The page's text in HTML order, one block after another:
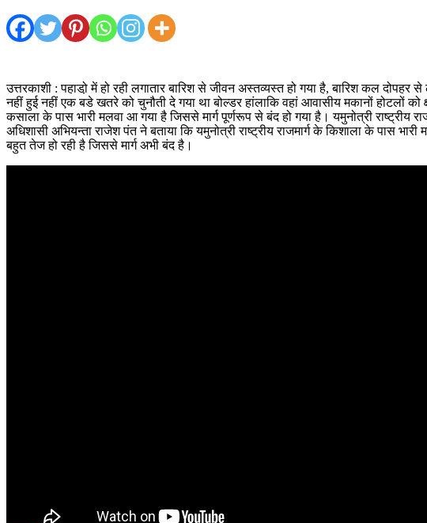
उत्तरकाशी : पहाडो़ में हो रही लगातार बारिश से जीवन अस्तव्यस्त हो गया है, बारिश कल दोपहर
नहीं हुई नहीं एक बडे खतरे को चुनौती दे गया था बोल्डर हांलाकि वहां आवासीय मकानों होटलों को
कसाला के पास भारी मलवा आ गया है जिससे मार्ग पूर्णरूप से बंद हो गया है। यमुनोत्री राष्ट्रीय
अधिशासी अभियन्ता राजेश पंत ने बताया कि यमुनोत्री राष्ट्रीय राजमार्ग के किशाला के पास
बहुत तेज हो रही है जिससे मार्ग अभी बंद है।